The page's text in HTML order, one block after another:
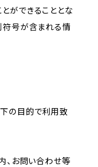
ができることとな
符号が含まれる情
下の目的で利用致
、お問い合わせ等